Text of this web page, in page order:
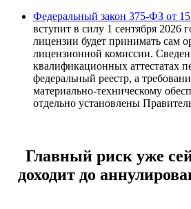
Федеральный закон 375-ФЗ от 15
вступит в силу 1 сентября 2026
лицензии будет принимать сам
лицензионной комиссии.
квалификационных аттестатах
федеральный реестр, а
материально-техническому
отдельно установлены
Главный риск уже
доходит до